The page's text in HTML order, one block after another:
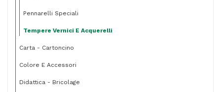
Pennarelli Speciali
Tempere Vernici E Acquerelli
Carta - Cartoncino
Colore E Accessori
Didattica - Bricolage